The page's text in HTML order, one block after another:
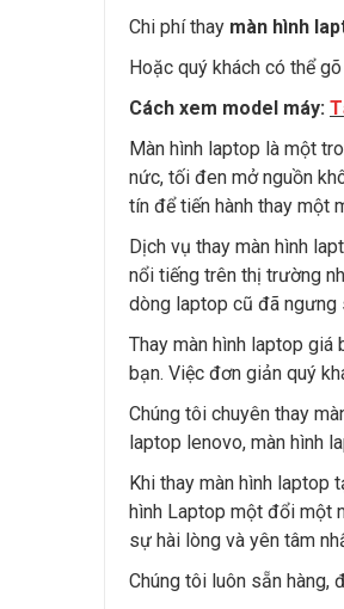
Chi phí thay màn hình
Hoặc quý khách có thể
Cách xem model máy:
Màn hình laptop là một
nức, tối đen mở nguồn
tín để tiến hành thay một
Dịch vụ thay màn hình
nổi tiếng trên thị trường
dòng laptop cũ đã ngưng
Thay màn hình laptop
bạn. Việc đơn giản quý
Chúng tôi chuyên thay
laptop lenovo, màn hình
Khi thay màn hình laptop
hình Laptop một đổi một
sự hài lòng và yên tâm
Chúng tôi luôn sẵn hàng,